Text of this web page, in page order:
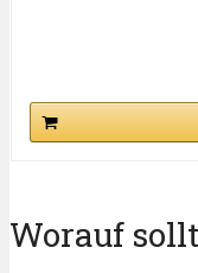
Worauf